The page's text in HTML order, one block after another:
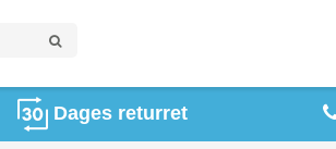
Dages returret